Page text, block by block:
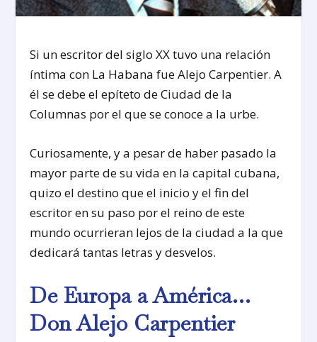
Si un escritor del siglo XX tuvo una relación
íntima con La Habana fue Alejo Carpentier. A
él se debe el epíteto de Ciudad de la
Columnas por el que se conoce a la urbe.
Curiosamente, y a pesar de haber pasado la
mayor parte de su vida en la capital cubana,
quizo el destino que el inicio y el fin del
escritor en su paso por el reino de este
mundo ocurrieran lejos de la ciudad a la que
dedicará tantas letras y desvelos.
De Europa a América…
Don Alejo Carpentier